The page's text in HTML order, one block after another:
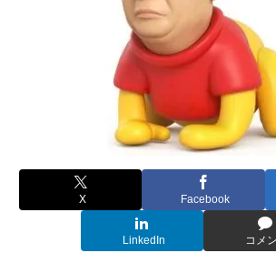
X Facebook
LinkedIn コメ